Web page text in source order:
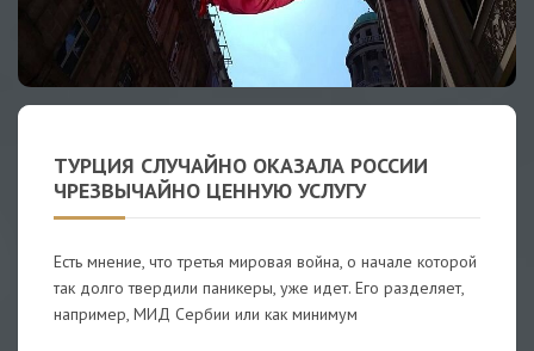
ТУРЦИЯ СЛУЧАЙНО ОКАЗАЛА РОССИИ
ЧРЕЗВЫЧАЙНО ЦЕННУЮ УСЛУГУ
Есть мнение, что третья мировая война, о начале которой
так долго твердили паникеры, уже идет. Его разделяет,
например, МИД Сербии или как минимум